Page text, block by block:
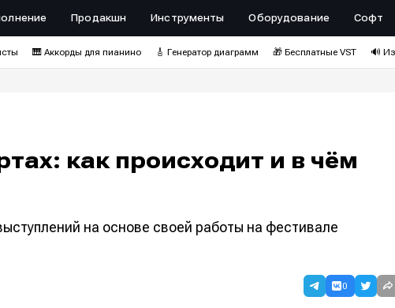
Продакшн Инструменты Оборудование Софт
🎹 Аккорды для пианино 🎸 Генератор диаграмм 🎁 Бесплатные VST 🔊
как происходит и в чём
на основе своей работы на фестивале
0